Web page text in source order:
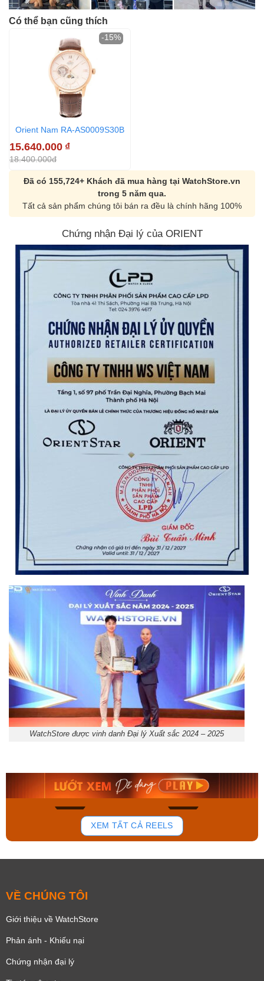
Có thể bạn cũng thích
Orient Nam RA-AS0009S30B
15.640.000 ₫
18.400.000đ
-15%
Đã có 155,724+ Khách đã mua hàng tại WatchStore.vn
trong 5 năm qua.
Tất cả sản phẩm chúng tôi bán ra đều là chính hãng 100%
Chứng nhận Đại lý của ORIENT
WatchStore được vinh danh Đại lý Xuất sắc 2024 – 2025
134
Mua ngay Mua ngay
XEM TẤT CẢ REELS
VỀ CHÚNG TÔI
Giới thiệu về WatchStore
Phản ánh - Khiếu nại
Chứng nhận đại lý